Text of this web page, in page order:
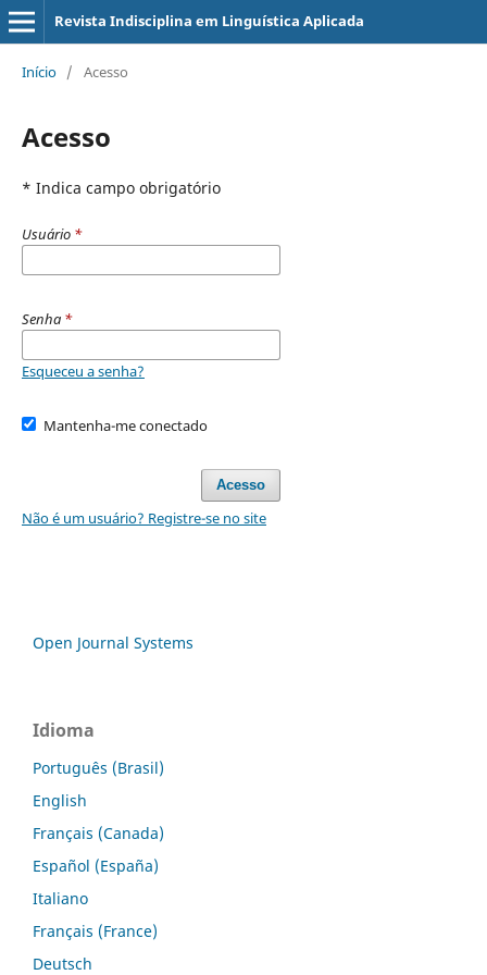
Revista Indisciplina em Linguística Aplicada
Início / Acesso
Acesso
* Indica campo obrigatório
Usuário *
Senha *
Esqueceu a senha?
Mantenha-me conectado
Acesso
Não é um usuário? Registre-se no site
Open Journal Systems
Idioma
Português (Brasil)
English
Français (Canada)
Español (España)
Italiano
Français (France)
Deutsch